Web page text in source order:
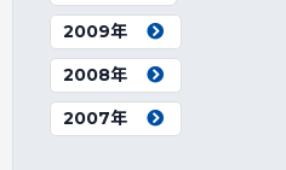
2009年
2008年
2007年